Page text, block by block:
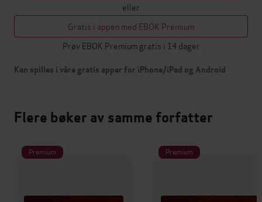
eller
Gratis i appen med EBOK Premium
Prøv EBOK Premium gratis i 14 dager
Kan spilles i våre gratis apper for iPhone/iPad og Android
Flere bøker av samme forfatter
Premium Premium